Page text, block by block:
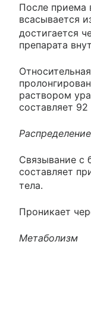
После приема
всасывается
достигается
препарата
раствором
составляет
Распределение
Связывание с
составляет
тела.
Проникает
Метаболизм